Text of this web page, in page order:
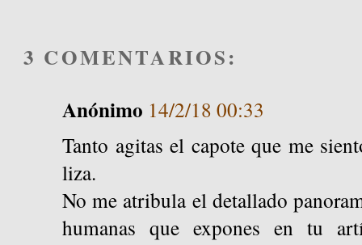
3 COMENTARIOS:
Anónimo 14/2/18 00:33
Tanto agitas el capote que me
liza.
No me atribula el detallado
humanas que expones en tu